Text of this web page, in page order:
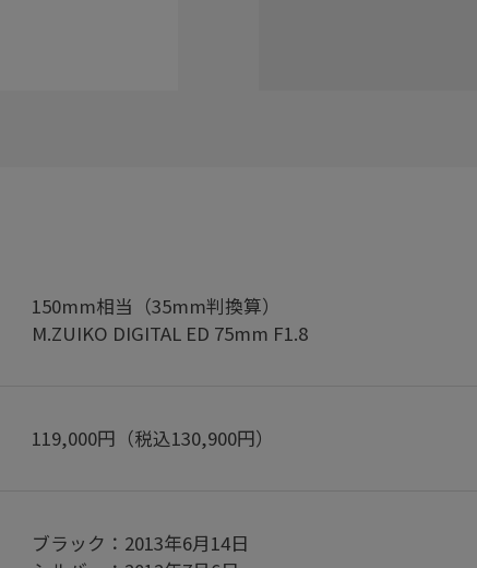
150mm相当（35mm判換算）
M.ZUIKO DIGITAL ED 75mm F1.8
119,000円（税込130,900円）
ブラック：2013年6月14日